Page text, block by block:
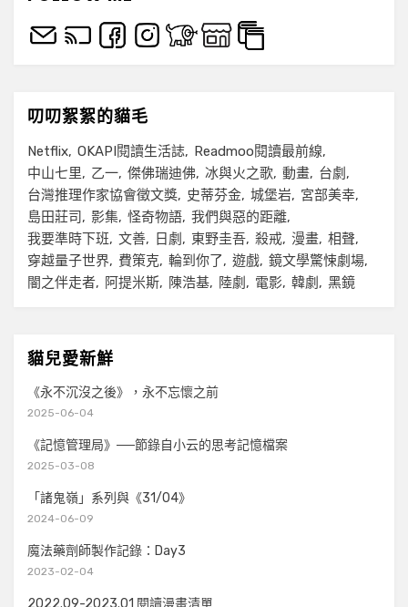
叨叨絮絮的貓毛
Netflix OKAPI閱讀生活誌
Readmoo閱讀最前線
中山七里
乙一 傑佛瑞迪佛 冰與火之歌 動畫
台劇
台灣推理作家協會徵文獎
史蒂芬金 城堡岩
宮部美幸
島田莊司
影集 怪奇物語 我們與惡的距離
我要準時下班
文善 日劇 東野圭吾 殺戒 漫畫 相聲
穿越量子世界
費策克 輪到你了 遊戲 鏡文學驚悚劇場
闇之伴走者
阿提米斯 陳浩基 陸劇 電影 韓劇 黑鏡
貓兒愛新鮮
《永不沉沒之後》，永不忘懷之前
2025-06-04
《記憶管理局》──節錄自小云的思考記憶檔案
2025-03-08
「諸鬼嶺」系列與《31/04》
2024-06-09
魔法藥劑師製作記錄：Day3
2023-02-04